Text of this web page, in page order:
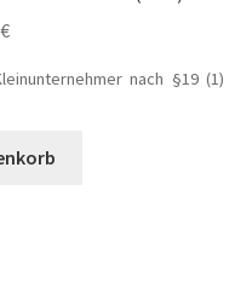
€
nach §19 (1)